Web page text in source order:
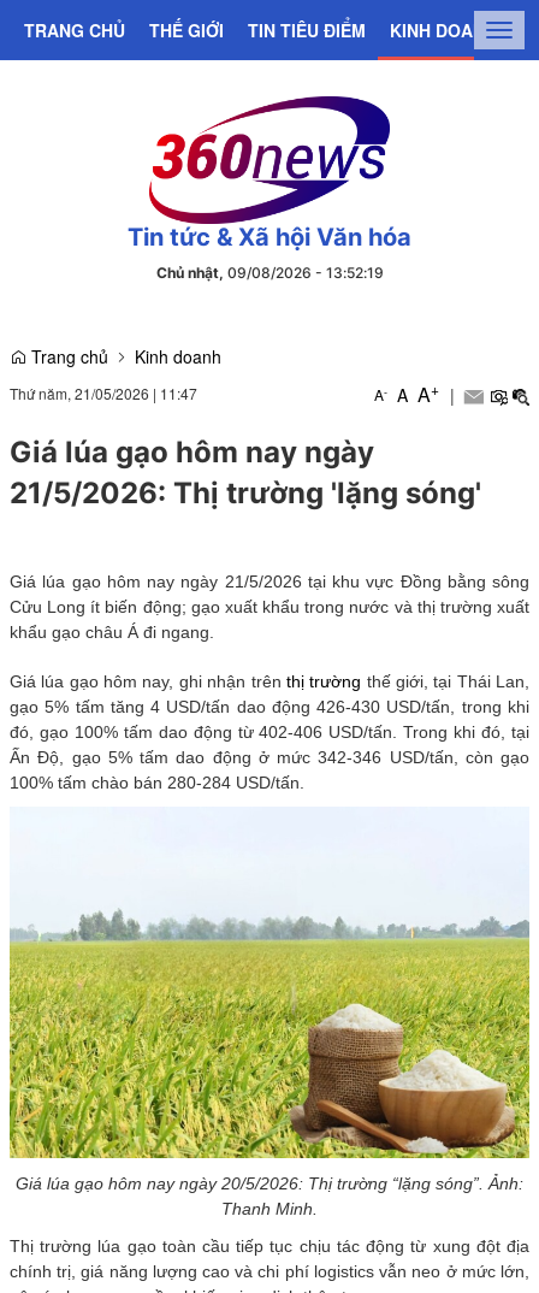
TRANG CHỦ THẾ GIỚI TIN TIÊU ĐIỂM KINH DOANH
Tin tức & Xã hội Văn hóa
Chủ nhật, 09/08/2026 - 13:52:20
Trang chủ Kinh doanh
Thứ năm, 21/05/2026 | 11:47 A- A A+ |
Giá lúa gạo hôm nay ngày
21/5/2026: Thị trường 'lặng sóng'
Giá lúa gạo hôm nay ngày 21/5/2026 tại khu vực Đồng bằng sông
Cửu Long ít biến động; gạo xuất khẩu trong nước và thị trường xuất
khẩu gạo châu Á đi ngang.
Giá lúa gạo hôm nay, ghi nhận trên thị trường thế giới, tại Thái Lan,
gạo 5% tấm tăng 4 USD/tấn dao động 426-430 USD/tấn, trong khi
đó, gạo 100% tấm dao động từ 402-406 USD/tấn. Trong khi đó, tại
Ấn Độ, gạo 5% tấm dao động ở mức 342-346 USD/tấn, còn gạo
100% tấm chào bán 280-284 USD/tấn.
Giá lúa gạo hôm nay ngày 20/5/2026: Thị trường “lặng sóng”. Ảnh:
Thanh Minh.
Thị trường lúa gạo toàn cầu tiếp tục chịu tác động từ xung đột địa
chính trị, giá năng lượng cao và chi phí logistics vẫn neo ở mức lớn,